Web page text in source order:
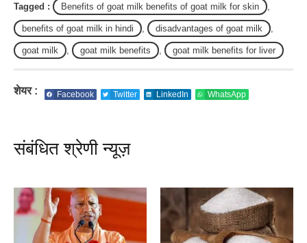
Tagged : Benefits of goat milk benefits of goat milk for skin
benefits of goat milk in hindi disadvantages of goat milk
goat milk goat milk benefits goat milk benefits for liver
शेयर : Facebook Twitter LinkedIn WhatsApp
संबंधित श्रेणी न्यूज़